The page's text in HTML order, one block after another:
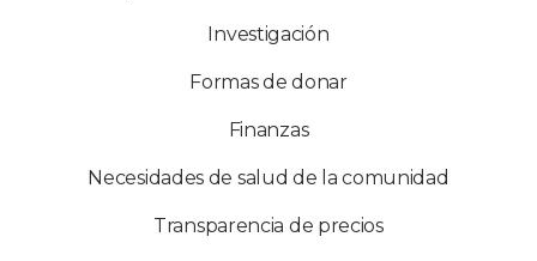
Investigación
Formas de donar
Finanzas
Necesidades de salud de la comunidad
Transparencia de precios